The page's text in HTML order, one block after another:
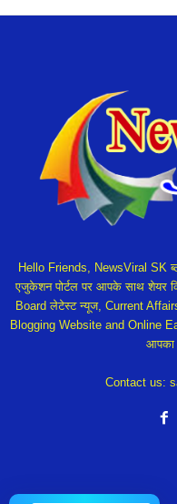
Hello Friends, NewsViral SK
एजुकेशन पोर्टल पर आपके साथ शेयर
Board लेटेस्ट न्यूज, Current Affairs,
Blogging Website and Online
आपका
Contact us: